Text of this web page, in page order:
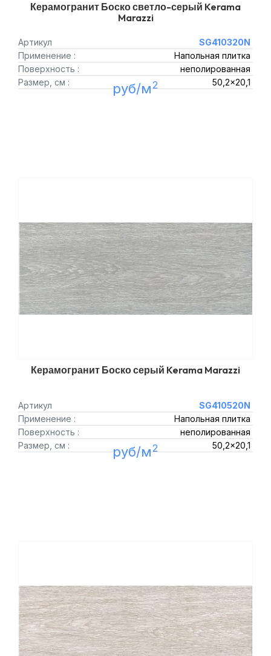
Керамогранит Боско светло-серый Kerama
Marazzi
Артикул
SG410320N
Применение :
Напольная плитка
Поверхность :
неполированная
Размер, см :
50,2x20,1
руб/м2
Керамогранит Боско серый Kerama Marazzi
Артикул
SG410520N
Применение :
Напольная плитка
Поверхность :
неполированная
Размер, см :
50,2x20,1
руб/м2